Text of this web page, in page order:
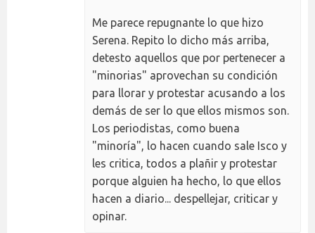
Me parece repugnante lo que hizo
Serena. Repito lo dicho más arriba,
detesto aquellos que por pertenecer a
"minorias" aprovechan su condición
para llorar y protestar acusando a los
demás de ser lo que ellos mismos son.
Los periodistas, como buena
"minoría", lo hacen cuando sale Isco y
les critica, todos a plañir y protestar
porque alguien ha hecho, lo que ellos
hacen a diario... despellejar, criticar y
opinar.